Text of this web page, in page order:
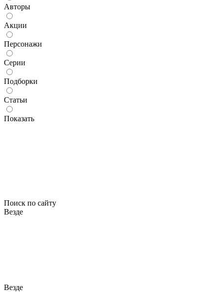
Авторы
Акции
Персонажи
Серии
Подборки
Статьи
Показать
Поиск по сайту
Везде
Везде